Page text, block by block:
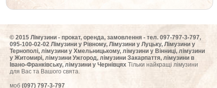
© 2015 Лімузини - прокат, оренда, замовлення - тел. 097-797-3-797,
095-100-02-02 Лімузини у Рівному, Лімузини у Луцьку, Лімузини у
Тернополі, лімузини у Хмельницькому, лімузини у Вінниці, лімузини
у Житомирі, лімузини Ужгород, лімузини Закарпаття, лімузини в
Івано-Франківську, лімузини у Чернівцях Тільки найкращі лімузини
для Вас та Вашого свята.
моб (097) 797-3-797